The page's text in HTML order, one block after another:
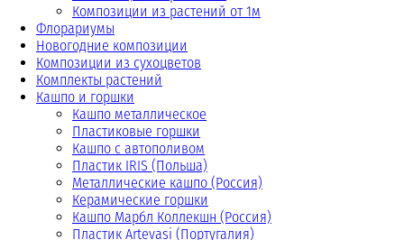
Композиции из растений от 1м
Флорариумы
Новогодние композиции
Композиции из сухоцветов
Комплекты растений
Кашпо и горшки
Кашпо металлическое
Пластиковые горшки
Кашпо с автополивом
Пластик IRIS (Польша)
Металлические кашпо (Россия)
Керамические горшки
Кашпо Марбл Коллекшн (Россия)
Пластик Artevasi (Португалия)